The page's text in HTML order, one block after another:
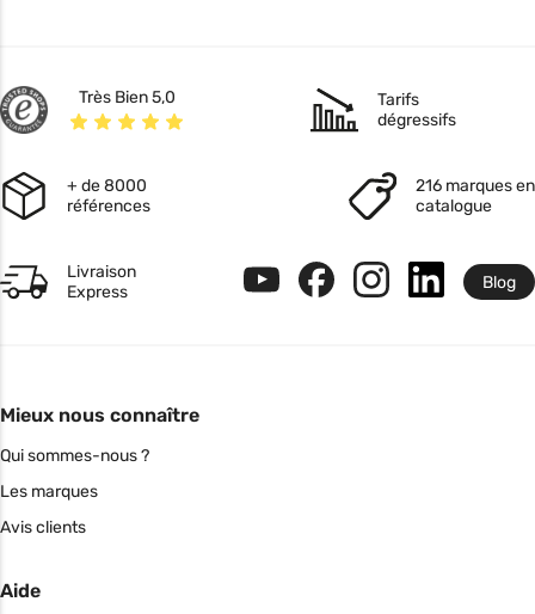
Très Bien 5,0
Tarifs
dégressifs
+ de 8000
références
216 marques en
catalogue
Livraison
Express
Blog
Mieux nous connaître
Qui sommes-nous ?
Les marques
Avis clients
Aide